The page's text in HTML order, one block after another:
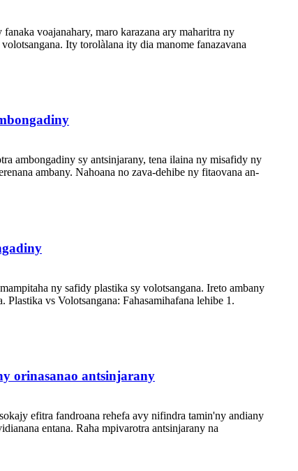
voajanahary, maro karazana ary maharitra ny
Ity torolàlana ity dia manome fanazavana
ambongadiny sy antsinjarany, tena ilaina ny misafidy ny
ambany. Nahoana no zava-dehibe ny fitaovana an-
ny safidy plastika sy volotsangana. Ireto ambany
vs Volotsangana: Fahasamihafana lehibe 1.
orinasanao antsinjarany
efitra fandroana rehefa avy nifindra tamin'ny andiany
entana. Raha mpivarotra antsinjarany na